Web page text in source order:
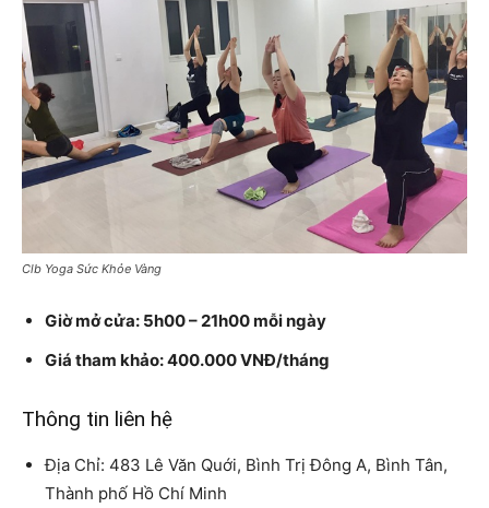
Clb Yoga Sức Khỏe Vàng
Giờ mở cửa: 5h00 – 21h00 mỗi ngày
Giá tham khảo: 400.000 VNĐ/tháng
Thông tin liên hệ
Địa Chỉ: 483 Lê Văn Quới, Bình Trị Đông A, Bình Tân,
Thành phố Hồ Chí Minh